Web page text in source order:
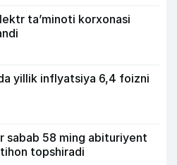
ta’minoti korxonasi
yillik inflyatsiya 6,4 foizni
sabab 58 ming abituriyent
topshiradi